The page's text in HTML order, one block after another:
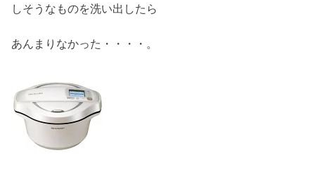
しそうなものを洗い出したら
あんまりなかった・・・・。